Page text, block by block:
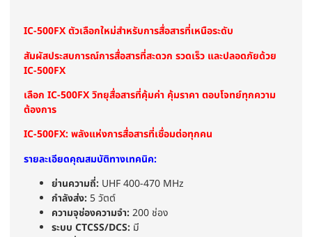
IC-500FX ตัวเลือกใหม่สำหรับการสื่อสารที่เหนือระดับ
สัมผัสประสบการณ์การสื่อสารที่สะดวก รวดเร็ว และปลอดภัยด้วย
IC-500FX
เลือก IC-500FX วิทยุสื่อสารที่คุ้มค่า คุ้มราคา ตอบโจทย์ทุกความ
ต้องการ
IC-500FX: พลังแห่งการสื่อสารที่เชื่อมต่อทุกคน
รายละเอียดคุณสมบัติทางเทคนิค:
ย่านความถี่: UHF 400-470 MHz
กำลังส่ง: 5 วัตต์
ความจุช่องความจำ:200 ช่อง
ระบบ CTCSS/DCS: มี